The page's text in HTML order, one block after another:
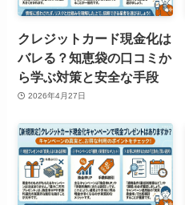
クレジットカード現金化は
バレる？知恵袋の口コミか
ら学ぶ対策と安全な手段
2026年4月27日